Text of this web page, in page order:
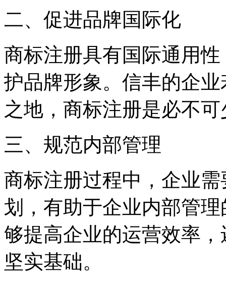
二、促进品牌国际化
商标注册具有国际通用
护品牌形象。信丰的企
之地，商标注册是必不
三、规范内部管理
商标注册过程中，企业
划，有助于企业内部管
够提高企业的运营效率
坚实基础。